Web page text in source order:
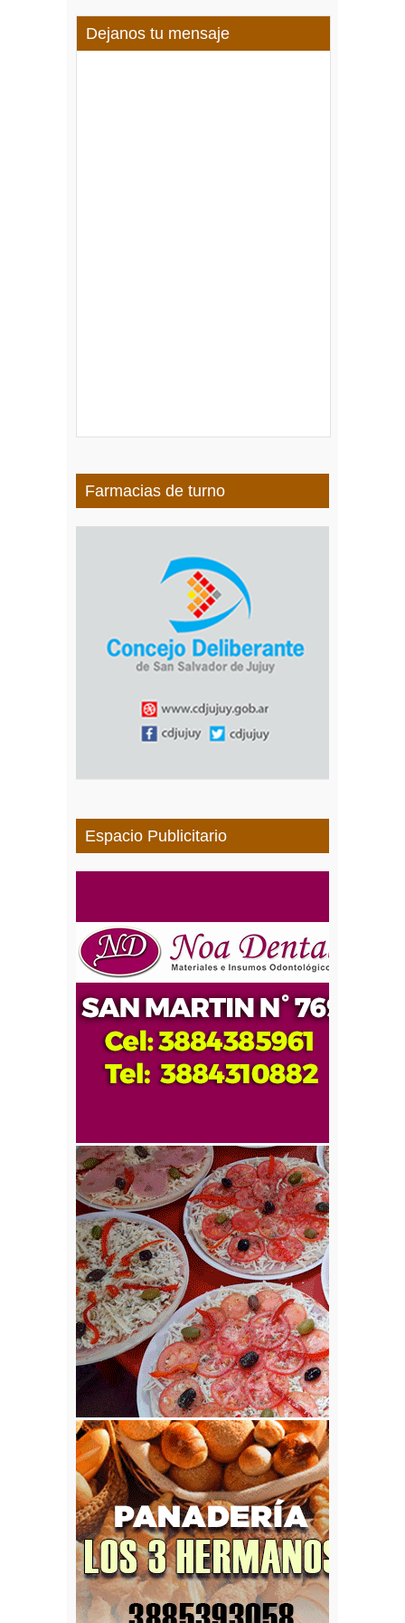
Dejanos tu mensaje
Farmacias de turno
Espacio Publicitario